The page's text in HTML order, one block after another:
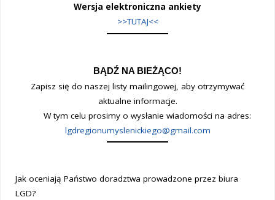
Wersja elektroniczna ankiety
>>TUTAJ<<
BĄDŹ NA BIEŻĄCO!
Zapisz się do naszej listy mailingowej, aby otrzymywać
aktualne informacje.
W tym celu prosimy o wysłanie wiadomości na adres:
lgdregionumyslenickiego@gmail.com
Jak oceniają Państwo doradztwa prowadzone przez biura
LGD?